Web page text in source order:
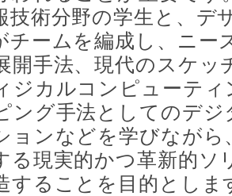
技術分野の学生と、デ
チームを編成し、ニー
開手法、現代のスケッ
ジカルコンピューティ
ング手法としてのデジ
ョンなどを学びながら
る現実的かつ革新的ソ
することを目的としま